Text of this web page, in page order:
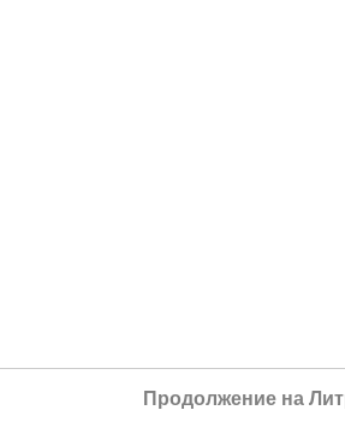
Продолжение на